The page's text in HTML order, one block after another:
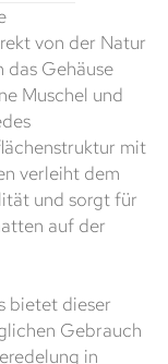
von der Natur
das Gehäuse
Muschel und
mit
verleiht dem
und sorgt für
auf der
bietet dieser
Gebrauch
in